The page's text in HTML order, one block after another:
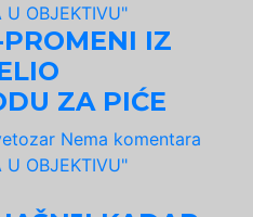
U OBJEKTIVU"
IZ
ZA PIĆE
Nema komentara
U OBJEKTIVU"